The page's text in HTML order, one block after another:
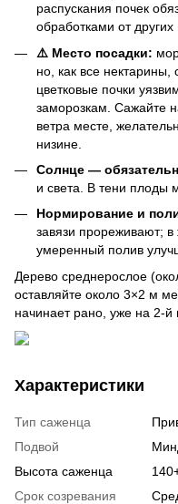
распускания почек
обработками от других
⚠️ Место посадки:
но, как все
цветковые почки
заморозкам. Сажайте
ветра месте,
низине.
Солнце —
и света. В тени плоды
Нормирование и
завязи прореживают;
умеренный полив
Дерево среднерослое
оставляйте около 3×2 м
начинает рано, уже на 2-й
Характеристики
Тип саженца
Подвой
Высота саженца
Срок созревания